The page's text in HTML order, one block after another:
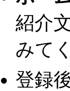
紹介
みて
登録